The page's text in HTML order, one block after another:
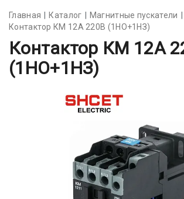
Главная Каталог Магнитные пускатели
Контактор КМ 12А 220В (1НО+1НЗ)
Контактор КМ 12А
(1НО+1НЗ)